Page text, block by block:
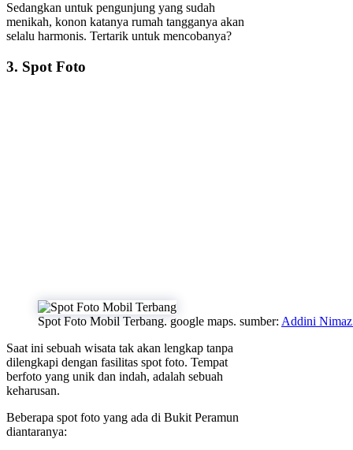
Sedangkan untuk pengunjung yang sudah
menikah, konon katanya rumah tangganya akan
selalu harmonis. Tertarik untuk mencobanya?
3. Spot Foto
Spot Foto Mobil Terbang. google maps. sumber: Addini
Saat ini sebuah wisata tak akan lengkap tanpa
dilengkapi dengan fasilitas spot foto. Tempat
berfoto yang unik dan indah, adalah sebuah
keharusan.
Beberapa spot foto yang ada di Bukit Peramun
diantaranya: